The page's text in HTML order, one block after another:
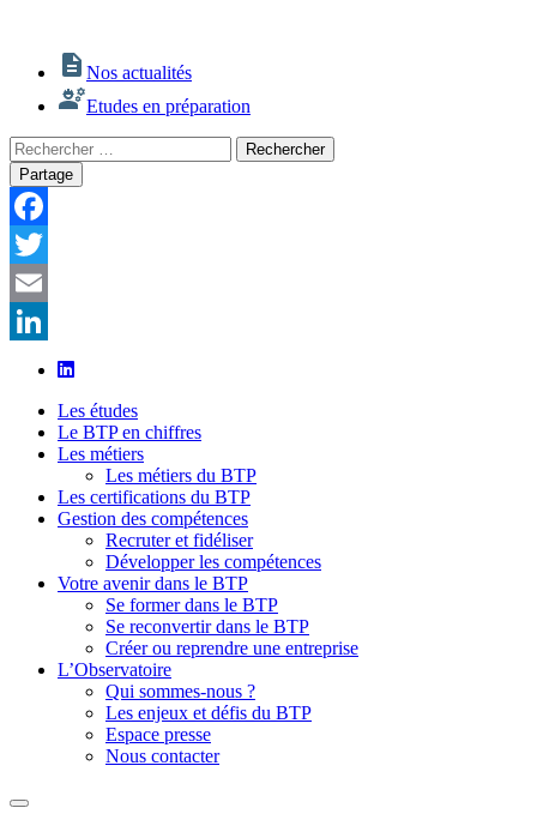
Nos actualités
Etudes en préparation
Rechercher
:
Rechercher
Partage
Facebook
Twitter
Email
LinkedIn
Les études
Le BTP en chiffres
Les métiers
Les métiers du BTP
Les certifications du BTP
Gestion des compétences
Recruter et fidéliser
Développer les compétences
Votre avenir dans le BTP
Se former dans le BTP
Se reconvertir dans le BTP
Créer ou reprendre une entreprise
L’Observatoire
Qui sommes-nous ?
Les enjeux et défis du BTP
Espace presse
Nous contacter